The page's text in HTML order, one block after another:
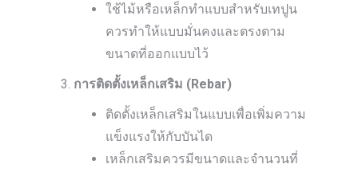
ใช้ไม้หรือเหล็กทำแบบสำหรับเทปูน
ควรทำให้แบบมั่นคงและตรงตาม
ขนาดที่ออกแบบไว้
การติดตั้งเหล็กเสริม (Rebar)
ติดตั้งเหล็กเสริมในแบบเพื่อเพิ่มความ
แข็งแรงให้กับบันได
เหล็กเสริมควรมีขนาดและจำนวนที่